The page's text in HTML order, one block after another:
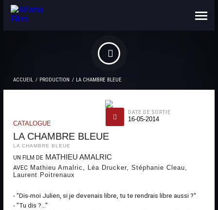
NOUS CONNAÎTRE
CONTACTS
ACCUEIL PRODUCTION LA CHAMBRE BLEUE
CATALOGUE
LA CHAMBRE BLEUE
LA CHAMBRE BLEUE
UN FILM DE MATHIEU AMALRIC
AVEC Mathieu Amalric, Léa Drucker, Stéphanie Cleau,
Laurent Poitrenaux
- "Dis-moi Julien, si je devenais libre, tu te rendrais libre aussi ?"
- "Tu dis ?..."
DATE DE SORTIE
16-05-2014